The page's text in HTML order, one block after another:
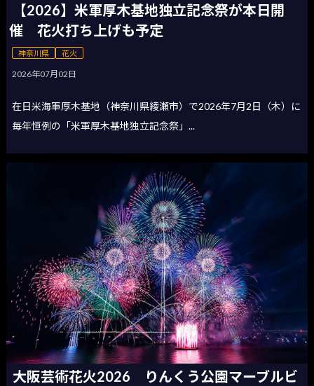
【2026】米軍厚木基地独立記念祭が本日開
催 花火打ち上げも予定
神奈川県 花火
2026年07月02日
在日米海軍厚木基地（神奈川県綾瀬市）で2026年7月2日（木）に
毎年恒例の「米軍厚木基地独立記念祭」...
大阪芸術花火2026 りんくう公園マーブルビ